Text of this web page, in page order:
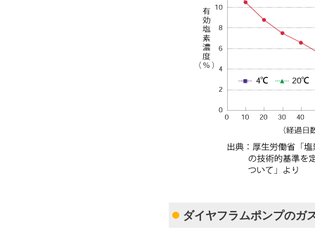
ダイヤフラムポンプのガ